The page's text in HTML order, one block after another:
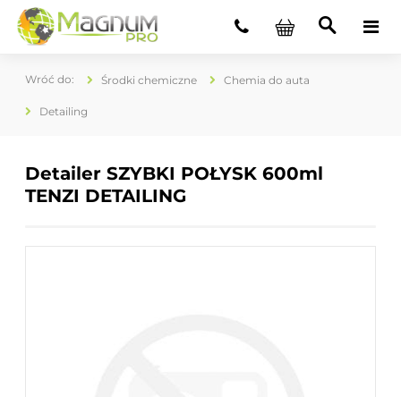
Środki chemiczne Chemia do auta
Detailing
Detailer SZYBKI POŁYSK 600ml
TENZI DETAILING